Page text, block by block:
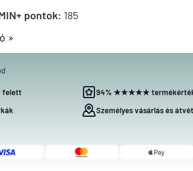
pontok: 185
»
felett
94% ★★★★★
Személyes vásárlás és